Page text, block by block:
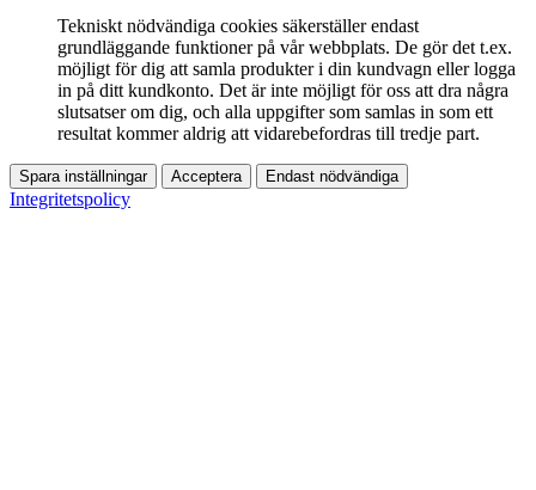
Tekniskt nödvändiga cookies säkerställer endast
grundläggande funktioner på vår webbplats. De gör det t.ex.
möjligt för dig att samla produkter i din kundvagn eller logga
in på ditt kundkonto. Det är inte möjligt för oss att dra några
slutsatser om dig, och alla uppgifter som samlas in som ett
resultat kommer aldrig att vidarebefordras till tredje part.
Spara inställningar Acceptera Endast nödvändiga
Integritetspolicy